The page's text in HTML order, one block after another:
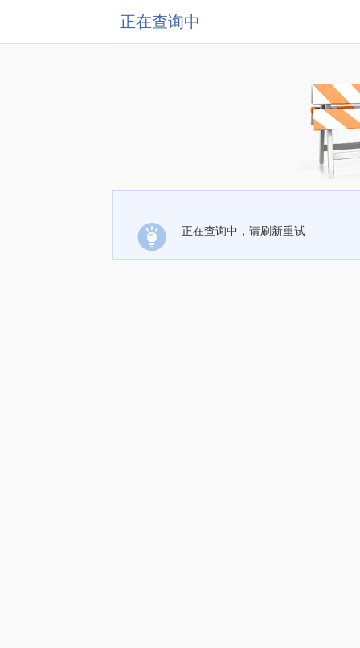
正在查询中
正在查询中，请刷新重试